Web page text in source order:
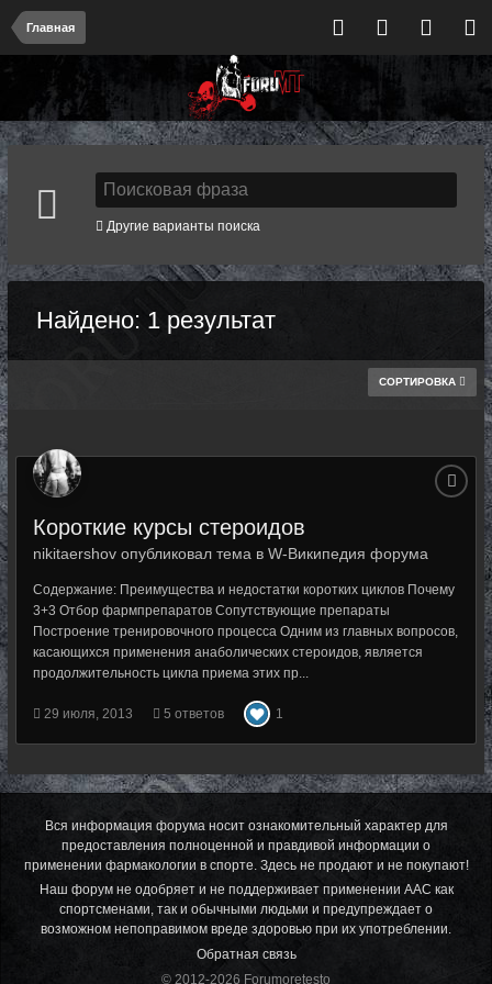
Главная
Другие варианты поиска
Найдено: 1 результат
СОРТИРОВКА
Короткие курсы стероидов
nikitaershov опубликовал тема в W-Википедия форума
Содержание: Преимущества и недостатки коротких циклов Почему
3+3 Отбор фармпрепаратов Сопутствующие препараты
Построение тренировочного процесса Одним из главных вопросов,
касающихся применения анаболических стероидов, является
продолжительность цикла приема этих пр...
29 июля, 2013 5 ответов 1
Вся информация форума носит ознакомительный характер для
предоставления полноценной и правдивой информации о
применении фармакологии в спорте. Здесь не продают и не покупают!
Наш форум не одобряет и не поддерживает применении ААС как
спортсменами, так и обычными людьми и предупреждает о
возможном непоправимом вреде здоровью при их употреблении.
Обратная связь
© 2012-2026 Forumoretesto